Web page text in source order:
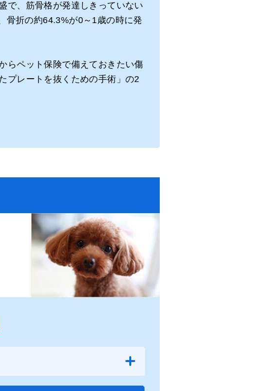
で、筋骨格が発達しきっていない
骨折の約64.3%が0～1歳の時に発
らペット保険で備えておきたい傷
プレートを抜くための手術」の2